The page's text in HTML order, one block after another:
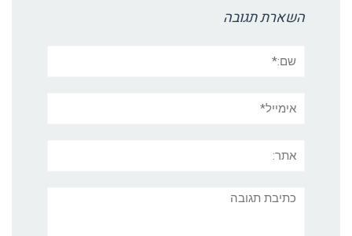
השארת תגובה
תגובה